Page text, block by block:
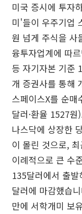
미국 증시에 투자
미'들이 우주기업
원 넘게 주식을 사
융투자업계에 따
등 자기자본 기준
개 증권사를 통해
스페이스X를 순
달러·환율 1527
나스닥에 상장한
이 몰린 것으로,
이례적으로 큰 수
135달러에서 출
달러에 마감했습
만에 서학개미 보